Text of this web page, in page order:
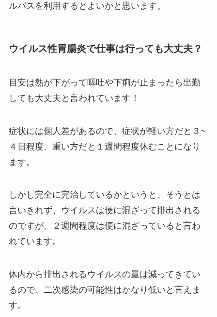
ルバスを利用するとよいかと思います。
ウイルス性胃腸炎で仕事は行っても大丈夫？
目安は熱が下がって嘔吐や下痢が止まったら出勤
しても大丈夫と言われています！
症状には個人差があるので、症状が軽い方だと３~
４日程度、重い方だと１週間程度休むことになり
ます。
しかし完全に完治しているかというと、そうとは
言いきれず、ウイルスは便に混ざって排出される
のですが、２週間程度は便に混ざっていると言わ
れています。
体内から排出されるウイルスの量は減ってきてい
るので、二次感染の可能性はかなり低いと言えま
す。